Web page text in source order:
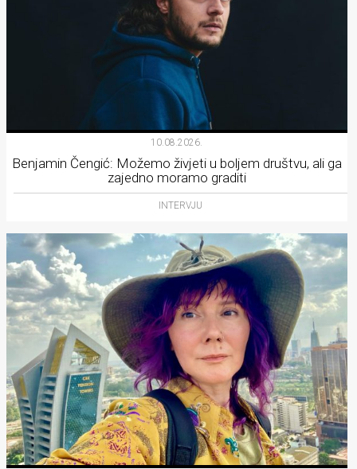
10.08.2026.
Benjamin Čengić: Možemo živjeti u boljem društvu, ali ga
zajedno moramo graditi
INTERVJU